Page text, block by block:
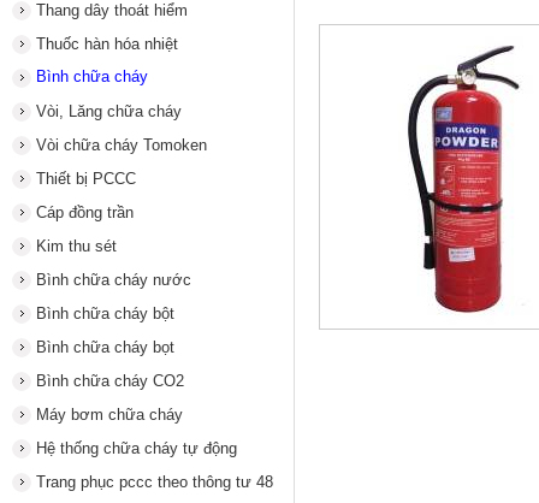
Thang dây thoát hiểm
Thuốc hàn hóa nhiệt
Bình chữa cháy
Vòi, Lăng chữa cháy
Vòi chữa cháy Tomoken
Thiết bị PCCC
Cáp đồng trần
Kim thu sét
Bình chữa cháy nước
Bình chữa cháy bột
Bình chữa cháy bọt
Bình chữa cháy CO2
Máy bơm chữa cháy
Hệ thống chữa cháy tự động
Trang phục pccc theo thông tư 48